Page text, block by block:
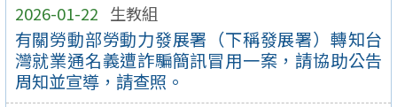
2026-01-22 生教組
有關勞動部勞動力發展署（下稱發展署）轉知台
灣就業通名義遭詐騙簡訊冒用一案，請協助公告
周知並宣導，請查照。